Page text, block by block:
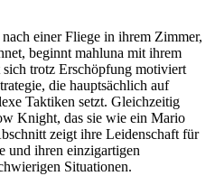
einer Fliege in ihrem Zimmer,
beginnt mahluna mit ihrem
trotz Erschöpfung motiviert
die hauptsächlich auf
Taktiken setzt. Gleichzeitig
Knight, das sie wie ein Mario
zeigt ihre Leidenschaft für
und ihren einzigartigen
Situationen.